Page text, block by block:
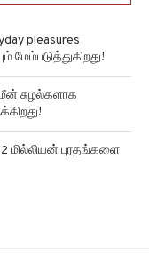
pleasures
மேம்படுத்துகிறது!
சுழல்களாக
மில்லியன் புரதங்களை